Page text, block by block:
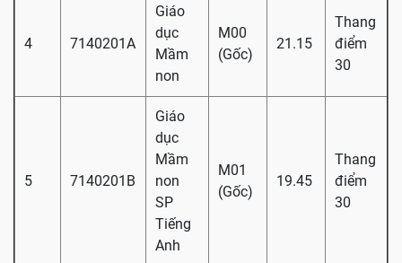
4 7140201A
Giáo
dục
Mầm
non
M00
(Gốc)
21.15
Thang
điểm
30
5 7140201B
Giáo
dục
Mầm
non
SP
Tiếng
Anh
M01
(Gốc)
19.45
Thang
điểm
30